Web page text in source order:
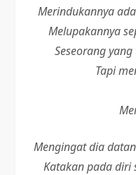
Merindukannya
Melupakannya
Seseorang
Tapi
Mengingat dia
Katakan pada diri